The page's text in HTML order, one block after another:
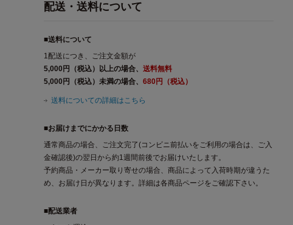
配送・送料について
■送料について
1配送につき、ご注文金額が
5,000円（税込）以上の場合、 送料無料
5,000円（税込）未満の場合、 680円（税込）
送料についての詳細はこちら
■お届けまでにかかる日数
通常商品の場合、ご注文完了(コンビニ前払いをご利用の場合は、ご入
金確認後)の翌日から約1週間前後でお届けいたします。
予約商品・メーカー取り寄せの場合、商品によって入荷時期が違うた
め、お届け日が異なります。詳細は各商品ページをご確認下さい。
■配送業者